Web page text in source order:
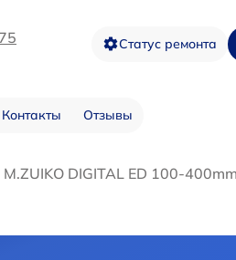
Статус ремонта
Контакты Отзывы
DIGITAL ED 100-